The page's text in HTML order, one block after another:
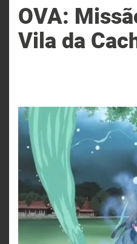
OVA:
Vila da